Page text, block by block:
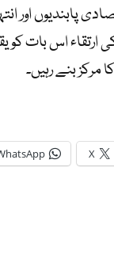
پابندیوں اور
ارتقاء اس بات
بنے رہیں۔
X